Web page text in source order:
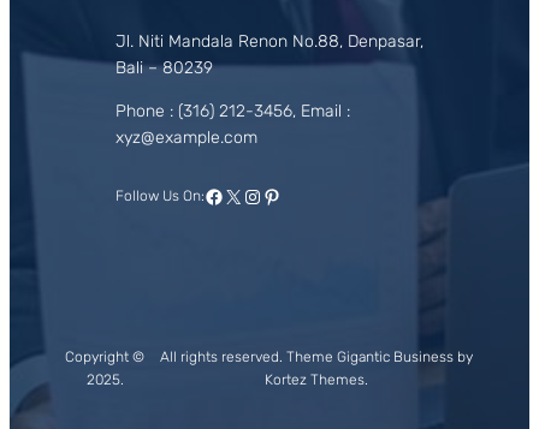
Jl. Niti Mandala Renon No.88, Denpasar,
Bali – 80239
Phone : (316) 212-3456, Email :
xyz@example.com
Follow Us On:Facebook
X Instagram
Pinterest
Copyright ©
2025.
All rights reserved. Theme Gigantic Business by
Kortez Themes.